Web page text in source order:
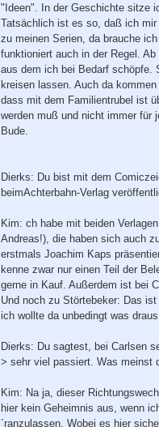
"Ideen". In der Geschichte sitze
Tatsächlich ist es so, daß ich
zu meinen Serien, da brauche
funktioniert auch in der Regel.
aus dem ich bei Bedarf schöpfe.
kreisen lassen. Auch da
dass mit dem Familientrubel ist
werden muß und nicht immer für
Bude.
Dierks: Du bist mit dem
beimAchterbahn-Verlag
Kim: ch habe mit beiden
Andreas!), die haben sich auch
erstmals Joachim Kaps
kenne zwar nur einen Teil der
gerne in Kauf. Außerdem ist bei
Und noch zu Störtebeker: Das
ich wollte da unbedingt was
Dierks: Du sagtest, bei Carlsen
> sehr viel passiert. Was meinst
Kim: Na ja, dieser
hier kein Geheimnis aus, wenn
´ranzulassen. Wobei es hier